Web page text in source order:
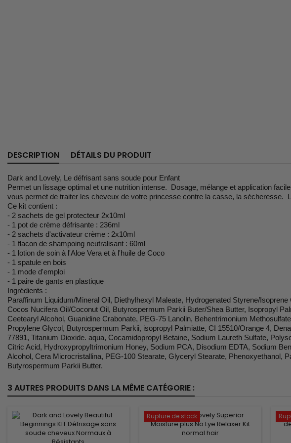
DESCRIPTION DÉTAILS DU PRODUIT
Dark and Lovely, Le défrisant sans soude pour Enfant
Permet un lissage optimal et une nutrition intense. Dosage, mélange et application
vous permet de traiter les cheveux de votre princesse contre la casse, la sécheresse.
Ce kit contient :
- 2 sachets de gel protecteur 2x10ml
- 1 pot de crème défrisante : 236ml
- 2 sachets d'activateur crème : 2x10ml
- 1 flacon de shampoing neutralisant : 60ml
- 1 lotion de soin à l'Aloe Vera et à l'huile de Coco
- 1 spatule en bois
- 1 mode d'emploi
- 1 paire de gants en plastique
Ingrédients :
Paraffinum Liquidum/Mineral Oil, Diethylhexyl Maleate, Hydrogenated Styrene/
Cocos Nucifera Oil/Coconut Oil, Butyrospermum Parkii Buter/Shea Butter, Isopropyl
Ceetearyl Alcohol, Guanidine Crabonate, PEG-75 Lanolin, Behentrimonium
Propylene Glycol, Butyrospermum Parkii, isopropyl Palmiatte, CI 15510/Orange 4,
77891, Titanium Dioxide. aqua, Cocamidopropyl Betaine, Sodium Laureth Sulfate,
Citric Acid, Hydroxypropyltrimonium Honey, Sodium PCA, Disodium EDTA, Sodium
Alcohol, Cera Microcristallina, PEG-100 Stearate, Glyceryl Stearate, Phenoxyethanol,
Butyrospermum Parkii Butter.
3 AUTRES PRODUITS DANS LA MÊME CATÉGORIE :
Rupture de stock